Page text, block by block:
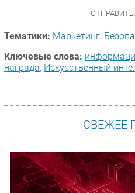
ОТПРАВИТЬ:
Тематики: Маркетинг,
Ключевые слова:
награда, Искусственный
СВЕЖЕЕ